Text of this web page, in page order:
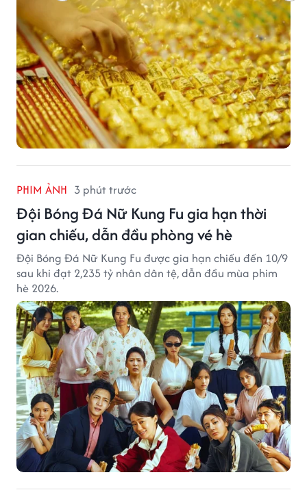
PHIM ẢNH 3 phút trước
Đội Bóng Đá Nữ Kung Fu gia hạn thời
gian chiếu, dẫn đầu phòng vé hè
Đội Bóng Đá Nữ Kung Fu được gia hạn chiếu đến 10/9
sau khi đạt 2,235 tỷ nhân dân tệ, dẫn đầu mùa phim
hè 2026.